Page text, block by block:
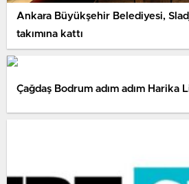
Ankara Büyükşehir Belediyesi,
takımına kattı
Çağdaş Bodrum adım adım Harika